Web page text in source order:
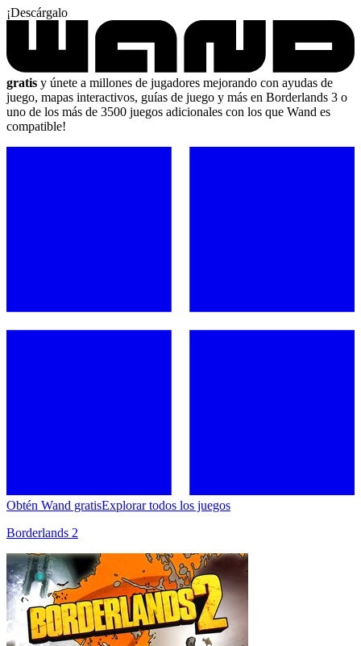
¡Descárgalo
gratis y únete a millones de jugadores mejorando con ayudas de
juego, mapas interactivos, guías de juego y más en Borderlands 3 o
uno de los más de 3500 juegos adicionales con los que Wand es
compatible!
Obtén Wand gratisExplorar todos los juegos
Borderlands 2